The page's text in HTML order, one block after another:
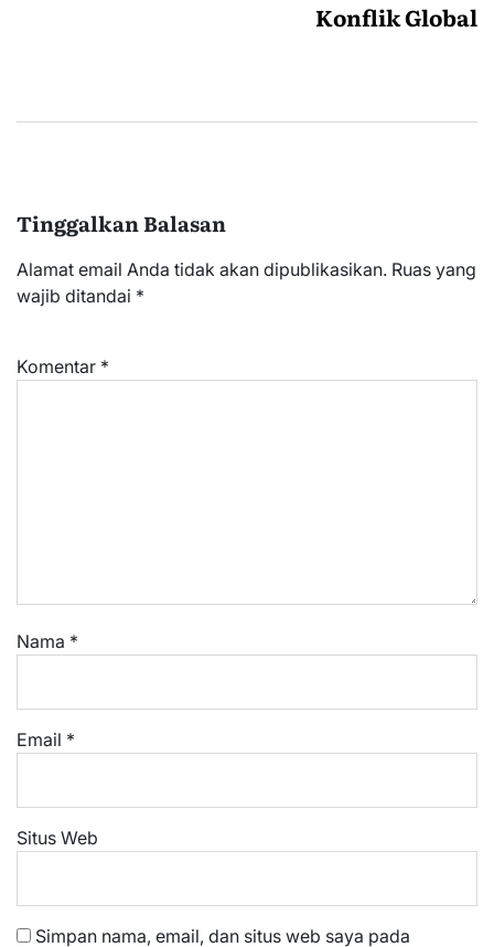
Konflik Global
Tinggalkan Balasan
Alamat email Anda tidak akan dipublikasikan. Ruas yang
wajib ditandai *
Komentar *
Nama *
Email *
Situs Web
Simpan nama, email, dan situs web saya pada